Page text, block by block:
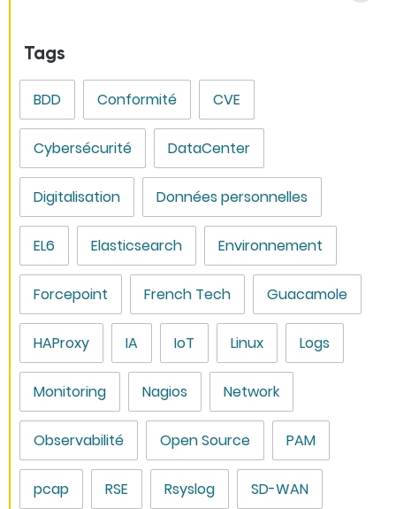
Tags
BDD Conformité CVE
Cybersécurité DataCenter
Digitalisation Données personnelles
EL6 Elasticsearch Environnement
Forcepoint French Tech Guacamole
HAProxy IA IoT Linux Logs
Monitoring Nagios Network
Observabilité Open Source PAM
pcap RSE Rsyslog SD-WAN